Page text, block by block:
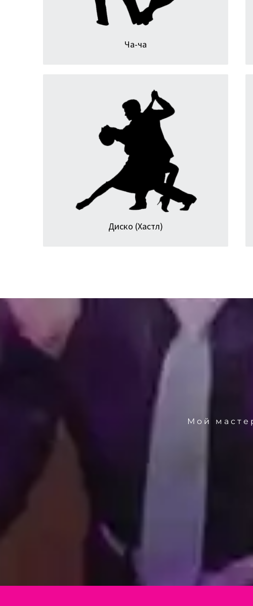
Ча-ча
танца до Ча-Ча.
Диско (Хастл)
Парный танец, основанный на импровизации и
взаимодействии. Хастл можно станцевать под
любую современную музыку — от поп-музыки и
клубных песен до хард-рока или шансона.
Мой